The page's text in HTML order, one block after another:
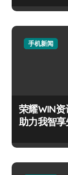
手机新闻
荣耀WIN
助力我智享